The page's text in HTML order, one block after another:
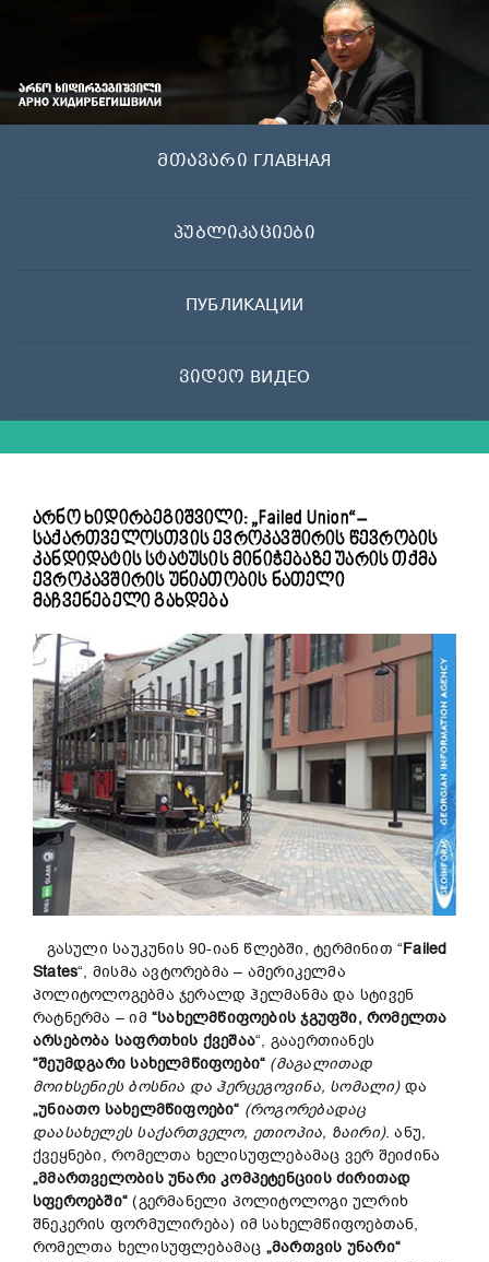
მთავარი ГЛАВНАЯ
პუბლიკაციები
ПУБЛИКАЦИИ
ვიდეო ВИДЕО
არნო ხიდირბეგიშვილი: „Failed Union“ –
საქართველოსთვის ევროკავშირის წევრობის
კანდიდატის სტატუსის მინიჭებაზე უარის თქმა
ევროკავშირის უნიათობის ნათელი
მაჩვენებელი გახდება
გასული საუკუნის 90-იან წლებში, ტერმინით “Failed
States“, მისმა ავტორებმა – ამერიკელმა
პოლიტოლოგებმა ჯერალდ ჰელმანმა და სტივენ
რატნერმა – იმ “სახელმწიფოების ჯგუფში,რომელთა
არსებობა საფრთხის ქვეშაა“, გააერთიანეს
“შეუმდგარი სახელმწიფოები“ (მაგალითად
მოიხსენიეს ბოსნია და ჰერცეგოვინა, სომალი)და
„უნიათო სახელმწიფოები“ (როგორებადაც
დაასახელეს საქართველო, ეთიოპია, ზაირი). ანუ,
ქვეყნები, რომელთა ხელისუფლებამაც ვერ შეიძინა
„მმართველობის უნარი კომპეტენციის ძირითად
სფეროებში“ (გერმანელი პოლიტოლოგი ულრიხ
შნეკერის ფორმულირება) იმ სახელმწიფოებთან,
რომელთა ხელისუფლებამაც „მართვის უნარი“